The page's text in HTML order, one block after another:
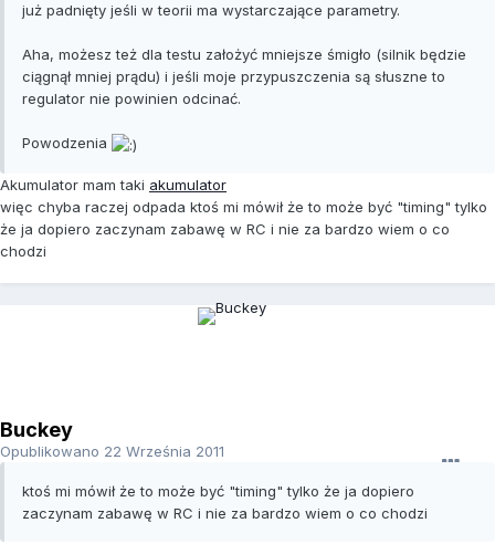
już padnięty jeśli w teorii ma wystarczające parametry.
Aha, możesz też dla testu założyć mniejsze śmigło (silnik będzie
ciągnął mniej prądu) i jeśli moje przypuszczenia są słuszne to
regulator nie powinien odcinać.
Powodzenia
Akumulator mam taki akumulator
więc chyba raczej odpada ktoś mi mówił że to może być "timing" tylko
że ja dopiero zaczynam zabawę w RC i nie za bardzo wiem o co
chodzi
Buckey
Opublikowano 22 Września 2011
ktoś mi mówił że to może być "timing" tylko że ja dopiero
zaczynam zabawę w RC i nie za bardzo wiem o co chodzi